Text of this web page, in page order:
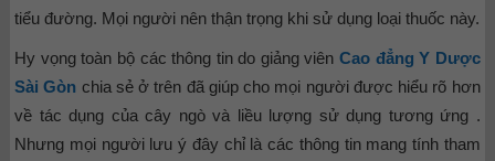
tiểu đường. Mọi người nên thận trọng khi sử dụng loại thuốc này.
Hy vọng toàn bộ các thông tin do giảng viên Cao đẳng Y Dược
Sài Gòn chia sẻ ở trên đã giúp cho mọi người được hiểu rõ hơn
về tác dụng của cây ngò và liều lượng sử dụng tương ứng .
Nhưng mọi người lưu ý đây chỉ là các thông tin mang tính tham